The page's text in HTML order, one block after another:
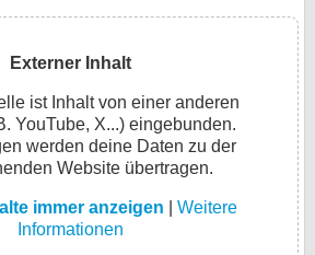
Externer Inhalt
ist Inhalt von einer anderen
YouTube, X...) eingebunden.
werden deine Daten zu der
Website übertragen.
immer anzeigen
Weitere
Informationen